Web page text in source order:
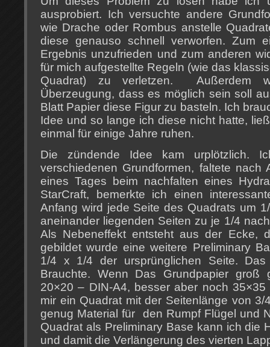
ausprobiert. Ich versuchte andere
wie Drache oder Rombus anstelle
diese genauso schnell verworfen. Zum
Ergebnis unzufrieden und zum anderen
für mich aufgestellte Regeln (wie das
Quadrat) zu verletzen. Außerdem
Überzeugung, dass es möglich sein soll
Blatt Papier diese Figur zu basteln. Ich
Idee und so lange ich diese nicht hatte,
einmal für einige Jahre ruhen.
Die zündende Idee kam urplötzlich.
verschiedenen Grundformen, faltete nach
eines Tages beim nachfalten eines
StarCraft, bemerkte ich einen
Anfang wird jede Seite des Quadrats um
aneinander liegenden Seiten zu je 1/4
Als Nebeneffekt entsteht aus der Ecke,
gebildet wurde eine weitere Preliminary
1/4 x 1/4 der ursprünglichen Seite.
Brauchte. Wenn Das Grundpapier groß
20×20 – DIN-A4, besser aber noch
mir ein Quadrat mit der Seitenlänge von
genug Material für den Rumpf Flügel und
Quadrat als Preliminary Base kann ich die
und damit die Verlängerung des vierten